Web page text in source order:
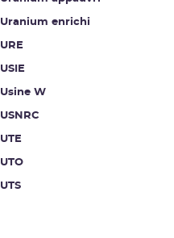
Uranium enrichi
URE
USIE
Usine W
USNRC
UTE
UTO
UTS